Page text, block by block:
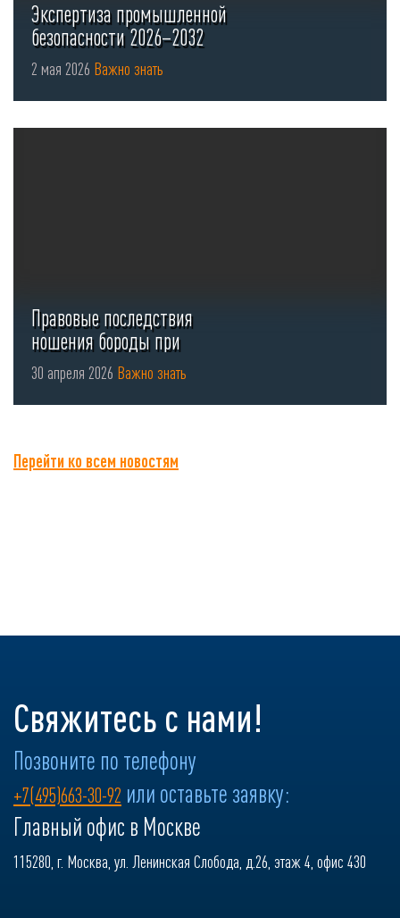
Экспертиза промышленной
безопасности 2026–2032
2 мая 2026 Важно знать
Правовые последствия
ношения бороды при
использовании СИЗ органов
...
30 апреля 2026 Важно знать
Перейти ко всем новостям
Свяжитесь с нами!
Позвоните по телефону
+7(495)663-30-92 или оставьте заявку:
Главный офис в Москве
115280, г. Москва, ул. Ленинская Слобода, д.26, этаж 4, офис 430